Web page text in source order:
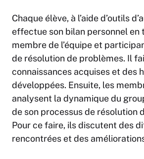
Chaque élève, à l’aide d’outils
effectue son bilan personnel en
membre de l’équipe et
de résolution de problèmes. Il
connaissances acquises et des
développées. Ensuite, les
analysent la dynamique du
de son processus de résolution
Pour ce faire, ils discutent des
rencontrées et des